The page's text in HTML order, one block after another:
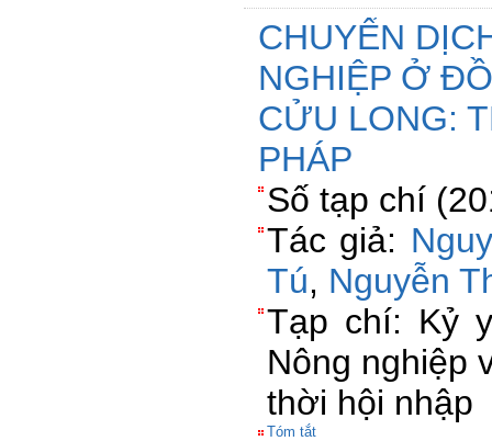
CHUYỂN
NGHIỆP Ở
CỬU LONG:
PHÁP
Số tạp chí
Tác giả:
Tú, Nguyễn
Tạp chí: Kỷ
Nông nghiệp
thời hội nhập
Tóm tắt